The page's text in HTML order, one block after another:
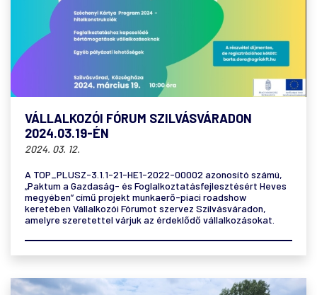
VÁLLALKOZÓI FÓRUM SZILVÁSVÁRADON
2024.03.19-ÉN
2024. 03. 12.
A TOP_PLUSZ-3.1.1-21-HE1-2022-00002 azonosító számú,
„Paktum a Gazdaság- és Foglalkoztatásfejlesztésért Heves
megyében” című projekt munkaerő-piaci roadshow
keretében Vállalkozói Fórumot szervez Szilvásváradon,
amelyre szeretettel várjuk az érdeklődő vállalkozásokat.